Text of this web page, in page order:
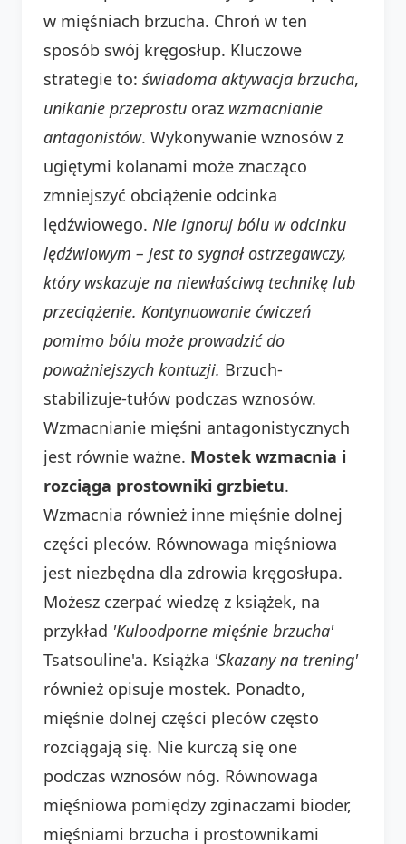
w mięśniach brzucha. Chroń w ten
sposób swój kręgosłup. Kluczowe
strategie to: świadoma aktywacja brzucha,
unikanie przeprostu oraz wzmacnianie
antagonistów. Wykonywanie wznosów z
ugiętymi kolanami może znacząco
zmniejszyć obciążenie odcinka
lędźwiowego. Nie ignoruj bólu w odcinku
lędźwiowym – jest to sygnał ostrzegawczy,
który wskazuje na niewłaściwą technikę lub
przeciążenie. Kontynuowanie ćwiczeń
pomimo bólu może prowadzić do
poważniejszych kontuzji. Brzuch-
stabilizuje-tułów podczas wznosów.
Wzmacnianie mięśni antagonistycznych
jest równie ważne. Mostek wzmacnia i
rozciąga prostowniki grzbietu.
Wzmacnia również inne mięśnie dolnej
części pleców. Równowaga mięśniowa
jest niezbędna dla zdrowia kręgosłupa.
Możesz czerpać wiedzę z książek, na
przykład 'Kuloodporne mięśnie brzucha'
Tsatsouline'a. Książka 'Skazany na trening'
również opisuje mostek. Ponadto,
mięśnie dolnej części pleców często
rozciągają się. Nie kurczą się one
podczas wznosów nóg. Równowaga
mięśniowa pomiędzy zginaczami bioder,
mięśniami brzucha i prostownikami